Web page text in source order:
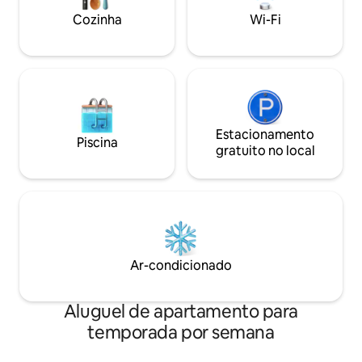
você precisará para ter uma estadia
agradável.Cozinha Wi-Fi
Piscina
Estacionamento
gratuito no local
Ar-condicionado
Aluguel de apartamento para
temporada por semana